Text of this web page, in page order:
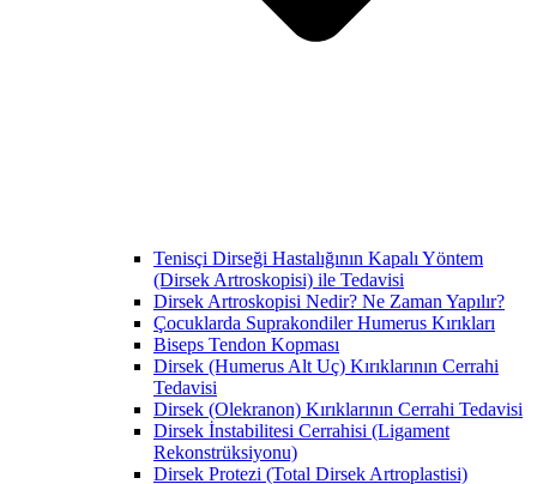
Tenisçi Dirseği Hastalığının Kapalı Yöntem
(Dirsek Artroskopisi) ile Tedavisi
Dirsek Artroskopisi Nedir? Ne Zaman Yapılır?
Çocuklarda Suprakondiler Humerus Kırıkları
Biseps Tendon Kopması
Dirsek (Humerus Alt Uç) Kırıklarının Cerrahi
Tedavisi
Dirsek (Olekranon) Kırıklarının Cerrahi Tedavisi
Dirsek İnstabilitesi Cerrahisi (Ligament
Rekonstrüksiyonu)
Dirsek Protezi (Total Dirsek Artroplastisi)